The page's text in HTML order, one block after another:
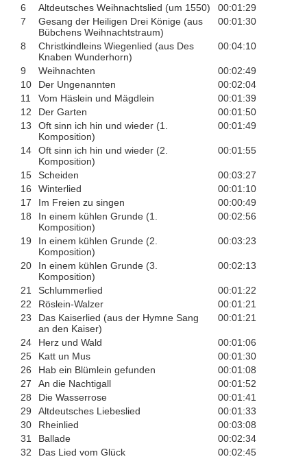
6
Altdeutsches Weihnachtslied (um 1550)
00:01:29
7
Gesang der Heiligen Drei Könige (aus
Bübchens Weihnachtstraum)
00:01:30
8
Christkindleins Wiegenlied (aus Des
Knaben Wunderhorn)
00:04:10
9 Weihnachten
00:02:49
10
Der Ungenannten
00:02:04
11
Vom Häslein und Mägdlein
00:01:39
12
Der Garten
00:01:50
13
Oft sinn ich hin und wieder (1.
Komposition)
00:01:49
14
Oft sinn ich hin und wieder (2.
Komposition)
00:01:55
15 Scheiden
00:03:27
16
Winterlied
00:01:10
17
Im Freien zu singen
00:00:49
18
In einem kühlen Grunde (1.
Komposition)
00:02:56
19
In einem kühlen Grunde (2.
Komposition)
00:03:23
20
In einem kühlen Grunde (3.
Komposition)
00:02:13
21 Schlummerlied
00:01:22
22
Röslein-Walzer
00:01:21
23
Das Kaiserlied (aus der Hymne Sang
an den Kaiser)
00:01:21
24 Herz und Wald
00:01:06
25
Katt un Mus
00:01:30
26
Hab ein Blümlein gefunden
00:01:08
27
An die Nachtigall
00:01:52
28
Die Wasserrose
00:01:41
29
Altdeutsches Liebeslied
00:01:33
30
Rheinlied
00:03:08
31
Ballade
00:02:34
32
Das Lied vom Glück
00:02:45